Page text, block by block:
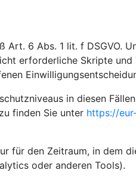
6 Abs. 1 lit. f DSGVO.
erforderliche Skripte
in diesen
finden Sie unter https://
für den Zeitraum, in dem
oder anderen Tools).